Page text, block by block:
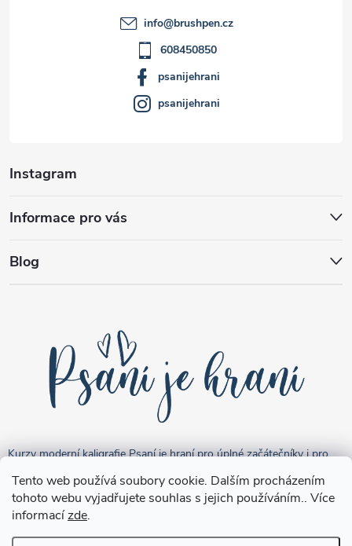
Tento web používá soubory cookie. Dalším procházením
tohoto webu vyjadřujete souhlas s jejich používáním.. Více
informacízde.
Instagram
Informace pro vás
Blog
info@brushpen.cz
608450850
psanijehrani
psanijehrani
Kurzy moderní kaligrafie Psaní je hraní pro úplné začátečníky i pro
pokročilejší "kreativce".